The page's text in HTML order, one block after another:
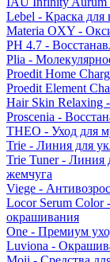
Lebel - Краска для
Materia OXY -
PH 4.7 -
Plia -
Proedit Home
Proedit Element
Hair Skin Relaxing
Proscenia -
THEO - Уход для
Trie - Линия для
Trie Tuner - Линия
жемчуга
Viege -
Locor Serum Color
окрашивания
One - Премиум
Luviona -